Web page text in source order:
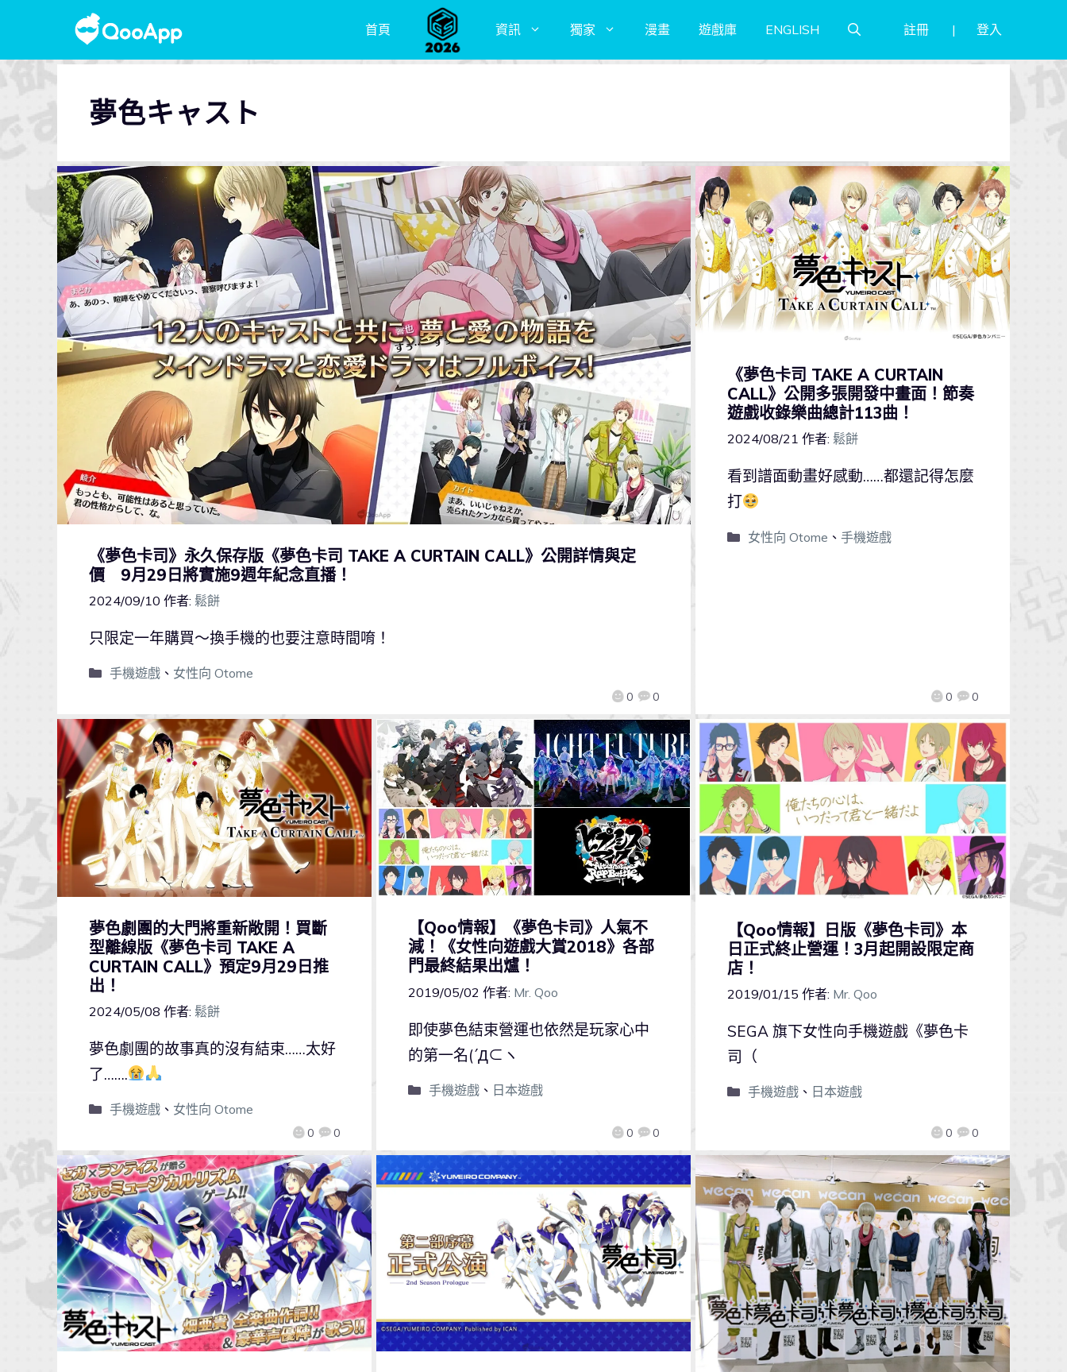
首頁 資訊 獨家 漫畫 遊戲庫 ENGLISH 註冊 登入
夢色キャスト
《夢色卡司》永久保存版《夢色卡司 TAKE A CURTAIN CALL》公開詳情與定
價 9月29日將實施9週年紀念直播！
2024/09/10 作者: 鬆餅
0 0
只限定一年購買～換手機的也要注意時間唷！
手機遊戲、 女性向 Otome
《夢色卡司 TAKE A CURTAIN
CALL》公開多張開發中畫面！節奏
遊戲收錄樂曲總計113曲！
2024/08/21 作者: 鬆餅
0 0
看到譜面動畫好感動……都還記得怎麼
打
女性向 Otome 、 手機遊戲
夢色劇團的大門將重新敞開！買斷
型離線版《夢色卡司 TAKE A
CURTAIN CALL》預定9月29日推
出！
2024/05/08 作者: 鬆餅
0 0
夢色劇團的故事真的沒有結束……太好
了…….
手機遊戲、 女性向 Otome
【Qoo情報】《夢色卡司》人氣不
減！《女性向遊戲大賞2018》各部
門最終結果出爐！
2019/05/02 作者: Mr. Qoo
0 0
即使夢色結束營運也依然是玩家心中
的第一名(´Д⊂ヽ
手機遊戲、 日本遊戲
【Qoo情報】日版《夢色卡司》本
日正式終止營運！3月起開設限定商
店！
2019/01/15 作者: Mr. Qoo
0 0
SEGA 旗下女性向手機遊戲《夢色卡
司（
手機遊戲、 日本遊戲